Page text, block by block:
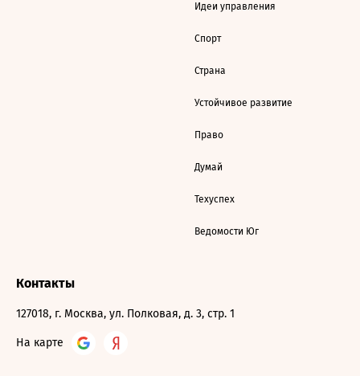
Идеи управления
Спорт
Страна
Устойчивое развитие
Право
Думай
Техуспех
Ведомости Юг
Контакты
127018, г. Москва, ул. Полковая, д. 3, стр. 1
На карте